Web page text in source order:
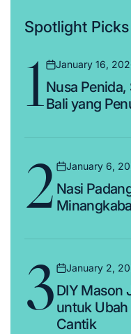
Spotlight Picks
1Posted
on
January 16,
Nusa Penida,
Bali yang
2 Posted
on
January 6,
Nasi
3 Posted
on
January 2,
DIY Mason
untuk Ubah
Cantik